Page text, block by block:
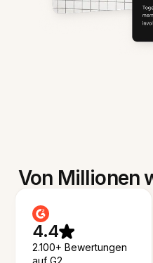
Von Millionen
4.4
2.100+ Bewertungen